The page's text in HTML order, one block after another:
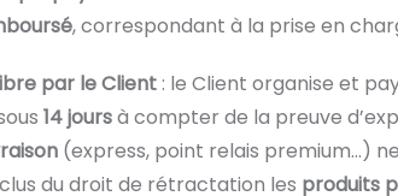
, correspondant à la prise en
par le Client: le Client organise et
14 joursà compter de la preuve
(express, point relais premium…)
du droit de rétractation les produits